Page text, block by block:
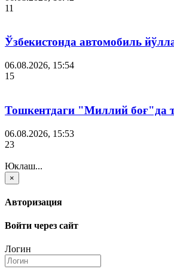
11
Ўзбекистонда автомобиль
06.08.2026, 15:54
15
Тошкентдаги "Миллий боғ"да
06.08.2026, 15:53
23
Юклаш...
×
Авторизация
Войти через сайт
Логин